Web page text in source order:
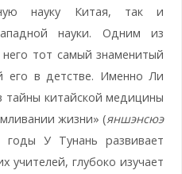
науку Китая, так и
науки. Одним из
тот самый знаменитый
в детстве. Именно Ли
китайской медицины
жизни» (яншэнсюэ
У Тунань развивает
учителей, глубоко изучает